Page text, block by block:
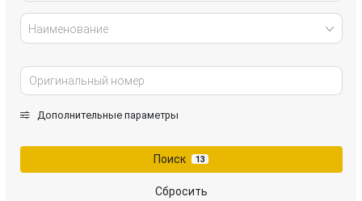
Наименование
Дополнительные параметры
Поиск 13
Сбросить